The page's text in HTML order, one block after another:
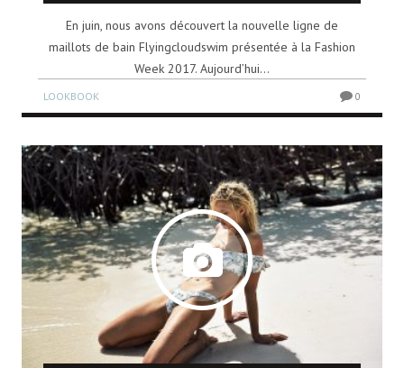
En juin, nous avons découvert la nouvelle ligne de
maillots de bain Flyingcloudswim présentée à la Fashion
Week 2017. Aujourd’hui...
LOOKBOOK 0